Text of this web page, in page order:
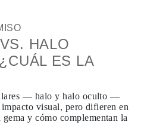
HALO
ES LA
— halo y halo oculto —
visual, pero difieren en
y cómo complementan la